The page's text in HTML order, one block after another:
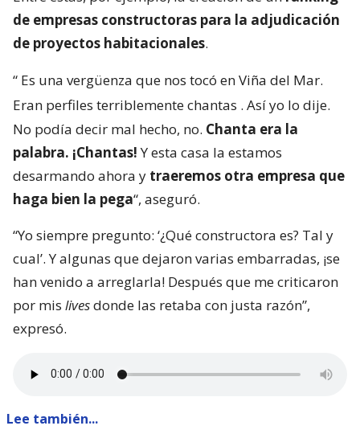
de empresas constructoras para la adjudicación
de proyectos habitacionales.
“ Es una vergüenza que nos tocó en Viña del Mar.
Eran perfiles terriblemente chantas . Así yo lo dije.
No podía decir mal hecho, no. Chanta era la
palabra. ¡Chantas!Y esta casa la estamos
desarmando ahora y traeremos otra empresa que
haga bien la pega“, aseguró.
“Yo siempre pregunto: ‘¿Qué constructora es? Tal y
cual’. Y algunas que dejaron varias embarradas, ¡se
han venido a arreglarla! Después que me criticaron
por mis livesdonde las retaba con justa razón”,
expresó.
Lee también...